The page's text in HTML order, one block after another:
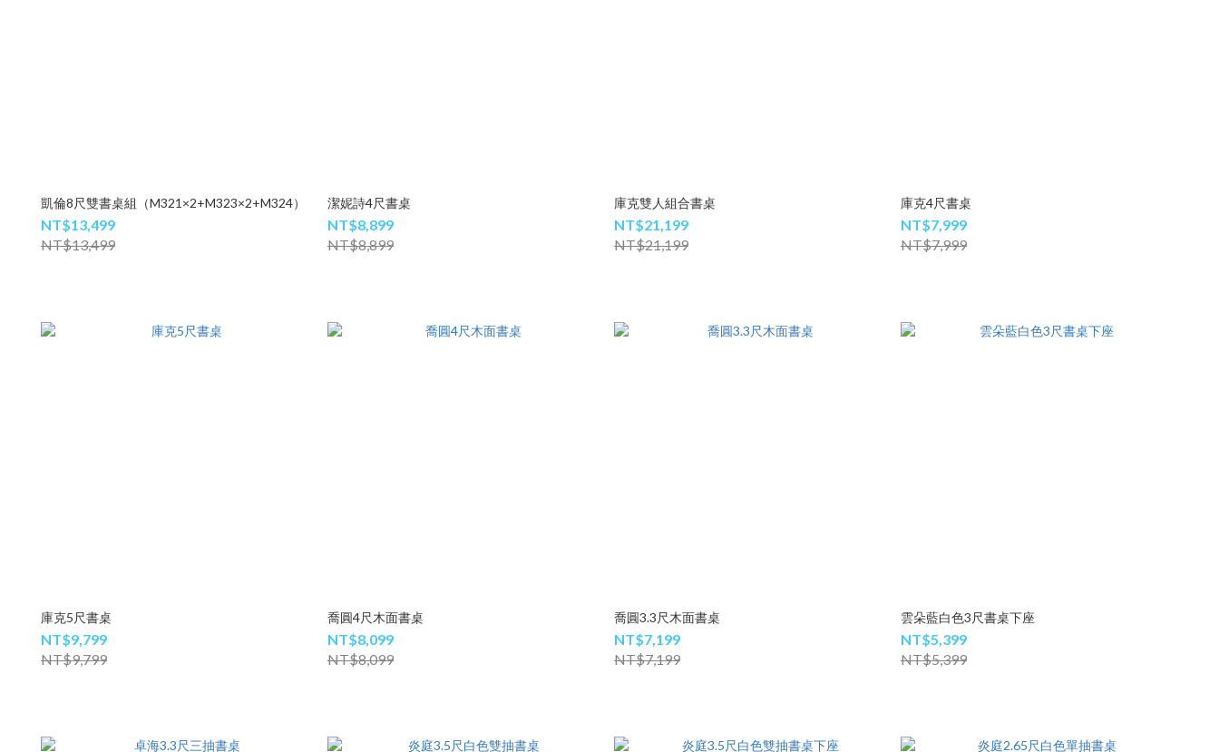
凱倫8尺雙書桌組（M321×2+M323×2+M324）
NT$13,499
NT$13,499
潔妮詩4尺書桌
NT$8,899
NT$8,899
庫克雙人組合書桌
NT$21,199
NT$21,199
庫克4尺書桌
NT$7,999
NT$7,999
庫克5尺書桌
NT$9,799
NT$9,799
喬圓4尺木面書桌
NT$8,099
NT$8,099
喬圓3.3尺木面書桌
NT$7,199
NT$7,199
雲朵藍白色3尺書桌下座
NT$5,399
NT$5,399